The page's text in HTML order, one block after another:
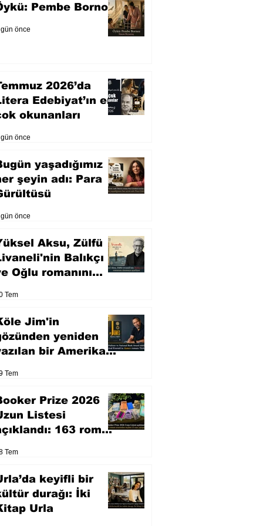
Pembe Bornoz
önce
2026’da
Edebiyat’ın en
okunanları
önce
yaşadığımız
şeyin adı: Para
önce
Aksu, Zülfü
Balıkçı
Oğlu romanını
Tem
Jim'in
yeniden
bir Amerikan
Tem
Prize 2026
Listesi
163 roman
Tem
keyifli bir
durağı: İki
Urla